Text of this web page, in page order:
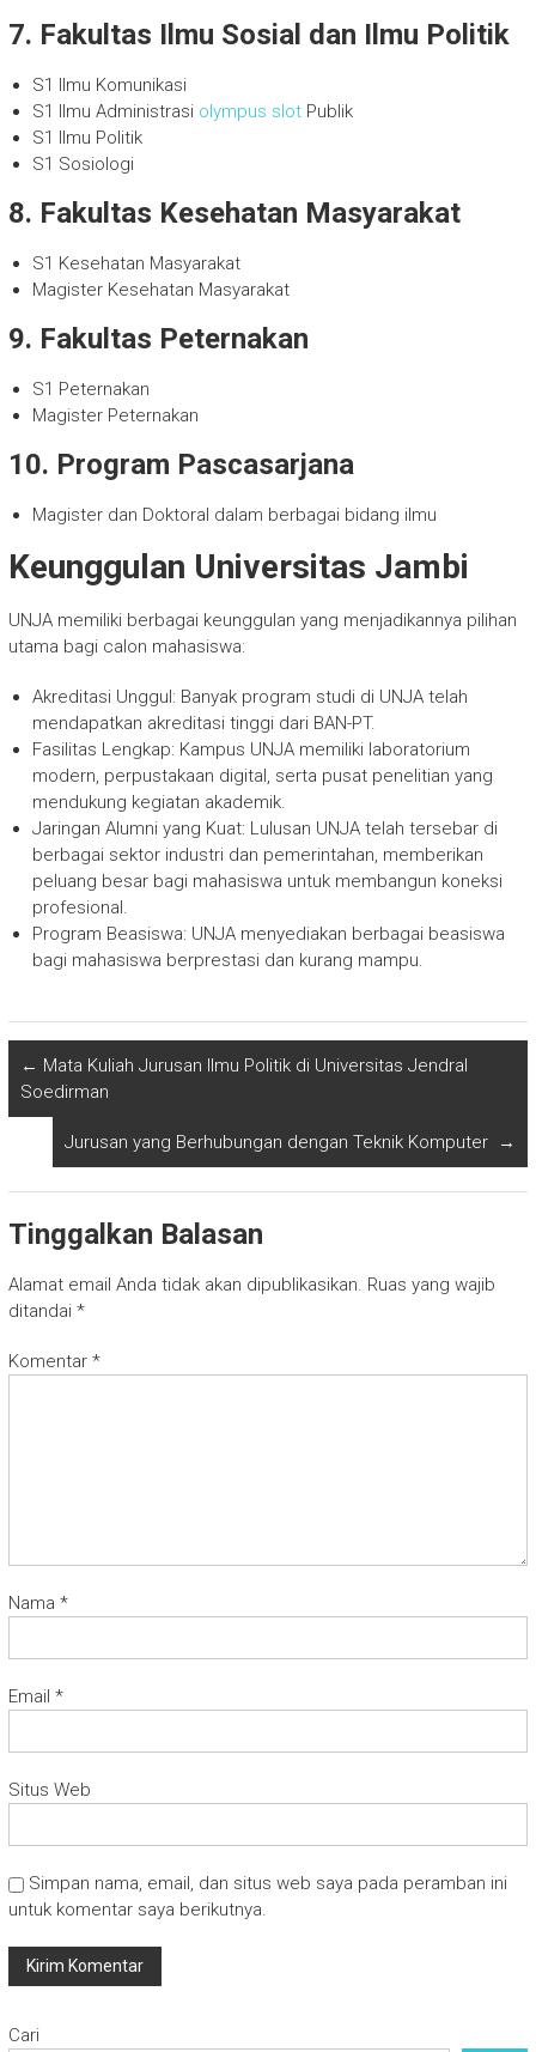
7. Fakultas Ilmu Sosial dan Ilmu Politik
S1 Ilmu Komunikasi
S1 Ilmu Administrasi olympus slotPublik
S1 Ilmu Politik
S1 Sosiologi
8. Fakultas Kesehatan Masyarakat
S1 Kesehatan Masyarakat
Magister Kesehatan Masyarakat
9. Fakultas Peternakan
S1 Peternakan
Magister Peternakan
10. Program Pascasarjana
Magister dan Doktoral dalam berbagai bidang ilmu
Keunggulan Universitas Jambi
UNJA memiliki berbagai keunggulan yang menjadikannya pilihan
utama bagi calon mahasiswa:
Akreditasi Unggul: Banyak program studi di UNJA telah
mendapatkan akreditasi tinggi dari BAN-PT.
Fasilitas Lengkap: Kampus UNJA memiliki laboratorium
modern, perpustakaan digital, serta pusat penelitian yang
mendukung kegiatan akademik.
Jaringan Alumni yang Kuat: Lulusan UNJA telah tersebar di
berbagai sektor industri dan pemerintahan, memberikan
peluang besar bagi mahasiswa untuk membangun koneksi
profesional.
Program Beasiswa: UNJA menyediakan berbagai beasiswa
bagi mahasiswa berprestasi dan kurang mampu.
← Mata Kuliah Jurusan Ilmu Politik di Universitas Jendral
Soedirman
Jurusan yang Berhubungan dengan Teknik Komputer →
Tinggalkan Balasan
Alamat email Anda tidak akan dipublikasikan. Ruas yang wajib
ditandai *
Komentar *
Nama *
Email *
Situs Web
Simpan nama, email, dan situs web saya pada peramban ini
untuk komentar saya berikutnya.
Cari